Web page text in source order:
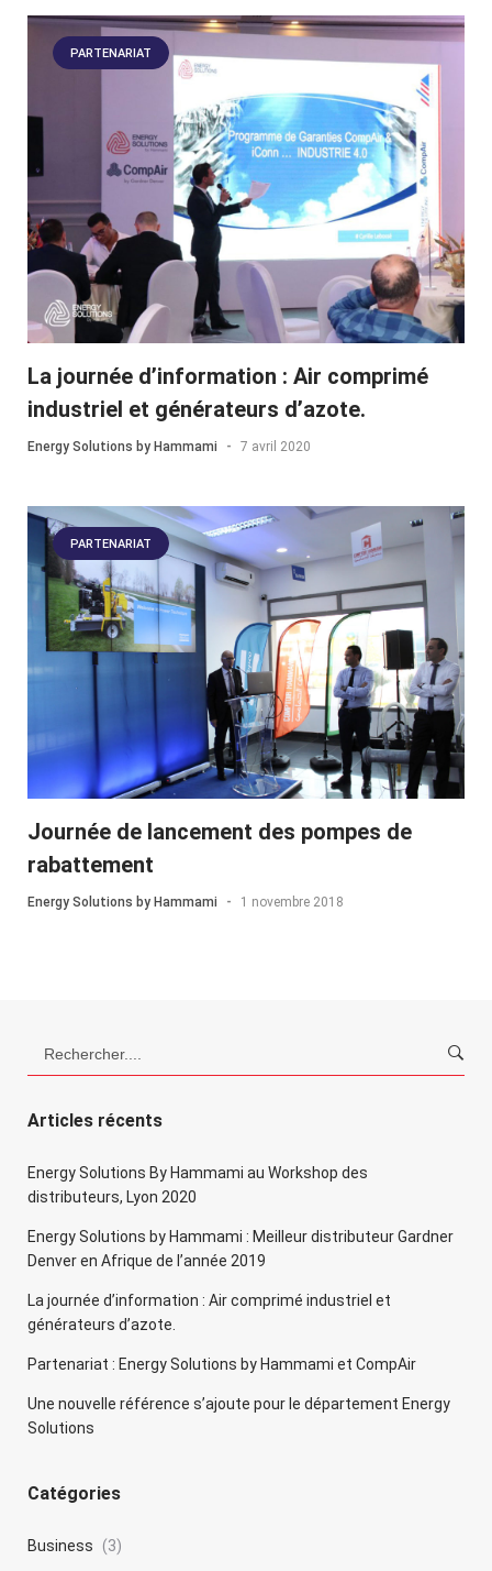
PARTENARIAT
La journée d’information : Air comprimé
industriel et générateurs d’azote.
Energy Solutions by Hammami - 7 avril 2020
PARTENARIAT
Journée de lancement des pompes de
rabattement
Energy Solutions by Hammami - 1 novembre 2018
Rechercher:
Articles récents
Energy Solutions By Hammami au Workshop des
distributeurs, Lyon 2020
Energy Solutions by Hammami : Meilleur distributeur Gardner
Denver en Afrique de l’année 2019
La journée d’information : Air comprimé industriel et
générateurs d’azote.
Partenariat : Energy Solutions by Hammami et CompAir
Une nouvelle référence s’ajoute pour le département Energy
Solutions
Catégories
Business (3)